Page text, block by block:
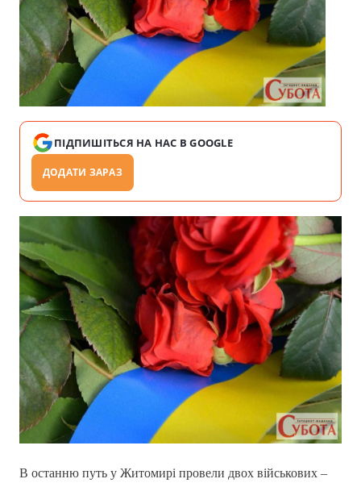
ПІДПИШІТЬСЯ НА НАС В GOOGLE
ДОДАТИ ЗАРАЗ
В останню путь у Житомирі провели двох військових –